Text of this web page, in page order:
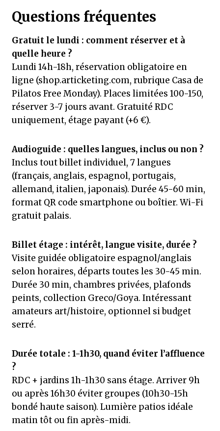
Questions fréquentes
Gratuit le lundi : comment réserver et à
quelle heure ?
Lundi 14h-18h, réservation obligatoire en
ligne (shop.articketing.com, rubrique Casa de
Pilatos Free Monday). Places limitées 100-150,
réserver 3-7 jours avant. Gratuité RDC
uniquement, étage payant (+6 €).
Audioguide : quelles langues, inclus ou non ?
Inclus tout billet individuel, 7 langues
(français, anglais, espagnol, portugais,
allemand, italien, japonais). Durée 45-60 min,
format QR code smartphone ou boîtier. Wi-Fi
gratuit palais.
Billet étage : intérêt, langue visite, durée ?
Visite guidée obligatoire espagnol/anglais
selon horaires, départs toutes les 30-45 min.
Durée 30 min, chambres privées, plafonds
peints, collection Greco/Goya. Intéressant
amateurs art/histoire, optionnel si budget
serré.
Durée totale : 1-1h30, quand éviter l’affluence
?
RDC + jardins 1h-1h30 sans étage. Arriver 9h
ou après 16h30 éviter groupes (10h30-15h
bondé haute saison). Lumière patios idéale
matin tôt ou fin après-midi.